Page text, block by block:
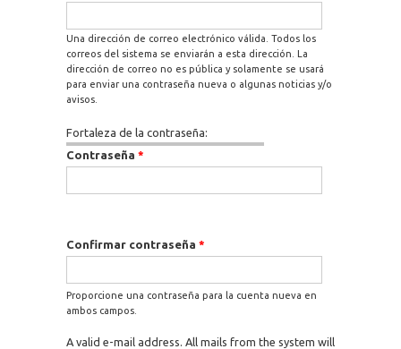
Una dirección de correo electrónico válida. Todos los
correos del sistema se enviarán a esta dirección. La
dirección de correo no es pública y solamente se usará
para enviar una contraseña nueva o algunas noticias y/o
avisos.
Fortaleza de la contraseña:
Contraseña *
Confirmar contraseña *
Proporcione una contraseña para la cuenta nueva en
ambos campos.
A valid e-mail address. All mails from the system will